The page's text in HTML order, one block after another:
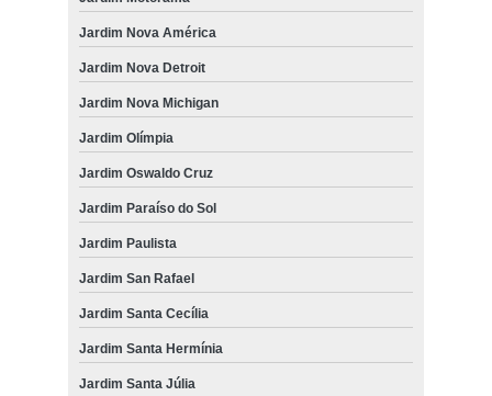
microchipagem em animais Jardim Motorama
microchip para cães Jardim São José Leste
microchipagem cachorro marcar Jardim das Cerejeiras
microchipagem para cachorro Centro
microchip para cachorros marcar Jardim Três José
Jardim Nova América
Jardim Nova Detroit
Jardim Nova Michigan
Jardim Olímpia
Jardim Oswaldo Cruz
Jardim Paraíso do Sol
Jardim Paulista
Jardim San Rafael
Jardim Santa Cecília
Jardim Santa Hermínia
Jardim Santa Júlia